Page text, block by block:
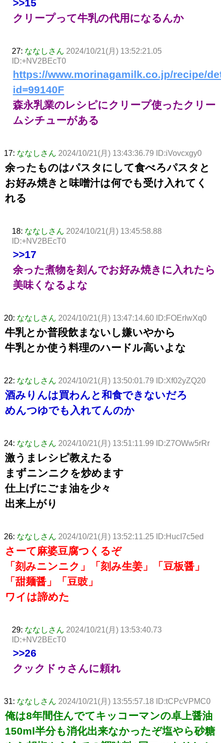
>>15
クリープって牛乳の代用になるんか
27: ななしさん 2024/10/21(月) 13:52:21.05
ID:+NV2BEcT0
https://www.morinagamilk.co.jp/recipe/
id=99140F
森永乳業のレシピにクリープ使ったクリー
ムシチューがある
17: ななしさん 2024/10/21(月) 13:43:36.79 ID:iVovcxgy0
余ったものはパスタにして食べろパスタと
お好み焼きと味噌汁は何でも受け入れてく
れる
18: ななしさん 2024/10/21(月) 13:45:58.88
ID:+NV2BEcT0
>>17
余った煮物を刻んでお好み焼きに入れたら
美味くなるよな
20: ななしさん 2024/10/21(月) 13:47:14.60 ID:FOErIwXq0
牛乳とか普段飲まないし嫌いやから
牛乳とか使う料理のハードル高いよな
22: ななしさん 2024/10/21(月) 13:50:01.79 ID:Xf02yZQ20
酒みりんは買わんと和食できないだろ
めんつゆでも入れてんのか
24: ななしさん 2024/10/21(月) 13:51:11.99 ID:Z7OWw5rRr
激うまレシピ教えたる
まずニンニクを炒めます
仕上げにごま油を少々
出来上がり
26: ななしさん 2024/10/21(月) 13:52:11.25 ID:HucI7c5ed
さーて麻婆豆腐つくるぞ
「刻みニンニク」「刻み生姜」「豆板醤」
「甜麺醤」「豆豉」
ワイは諦めた
29: ななしさん 2024/10/21(月) 13:53:40.73
ID:+NV2BEcT0
>>26
クックドゥさんに頼れ
31: ななしさん 2024/10/21(月) 13:55:57.18 ID:tCPcVPMC0
俺は8年間住んでてキッコーマンの卓上醤油
150ml半分も消化出来なかったぞ塩やら砂糖